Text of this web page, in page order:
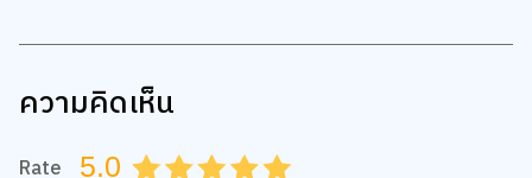
ความคิดเห็น
Rate 5.0 4.5
4.0
3.5
3.0
2.5
2.0
1.5
1.0
0.5